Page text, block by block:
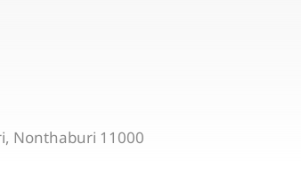
Nonthaburi 11000